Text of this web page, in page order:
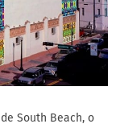
South Beach, o